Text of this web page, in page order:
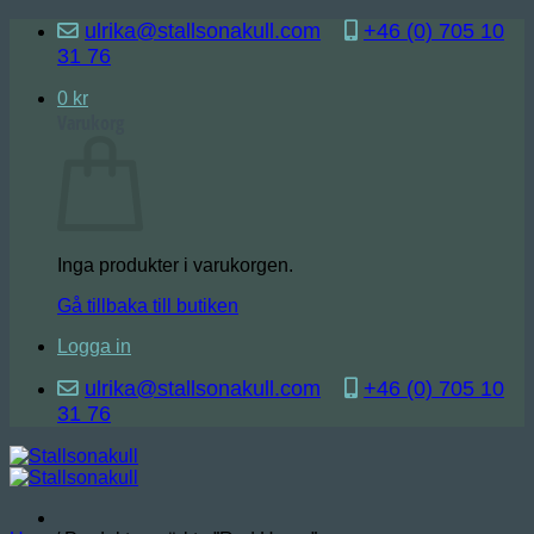
Skip
content
ulrika@stallsonakull.com
+46 (0) 705 10
31 76
0 kr
Inga produkter i varukorgen.
Gå tillbaka till butiken
Logga in
ulrika@stallsonakull.com
+46 (0) 705 10
31 76